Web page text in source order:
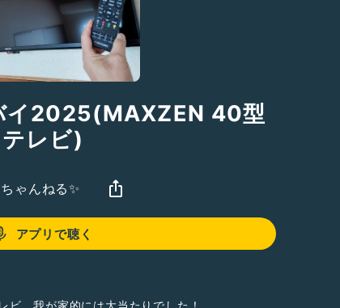
イ2025(MAXZEN 40型
テレビ)
ゃんねる✨
アプリで聴く
ビ、我が家的には大当たりでした！